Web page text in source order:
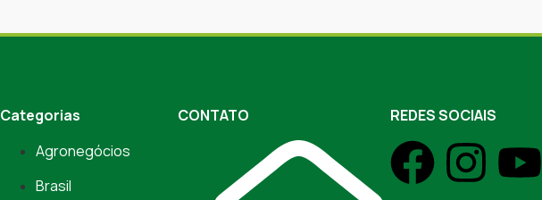
Categorias
Agronegócios
Brasil
CONTATO REDES SOCIAIS